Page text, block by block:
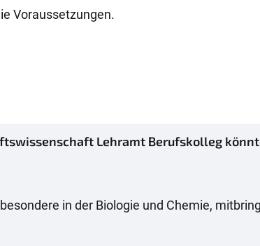
Voraussetzungen.
Lehramt Berufskolleg
in der Biologie und Chemie,